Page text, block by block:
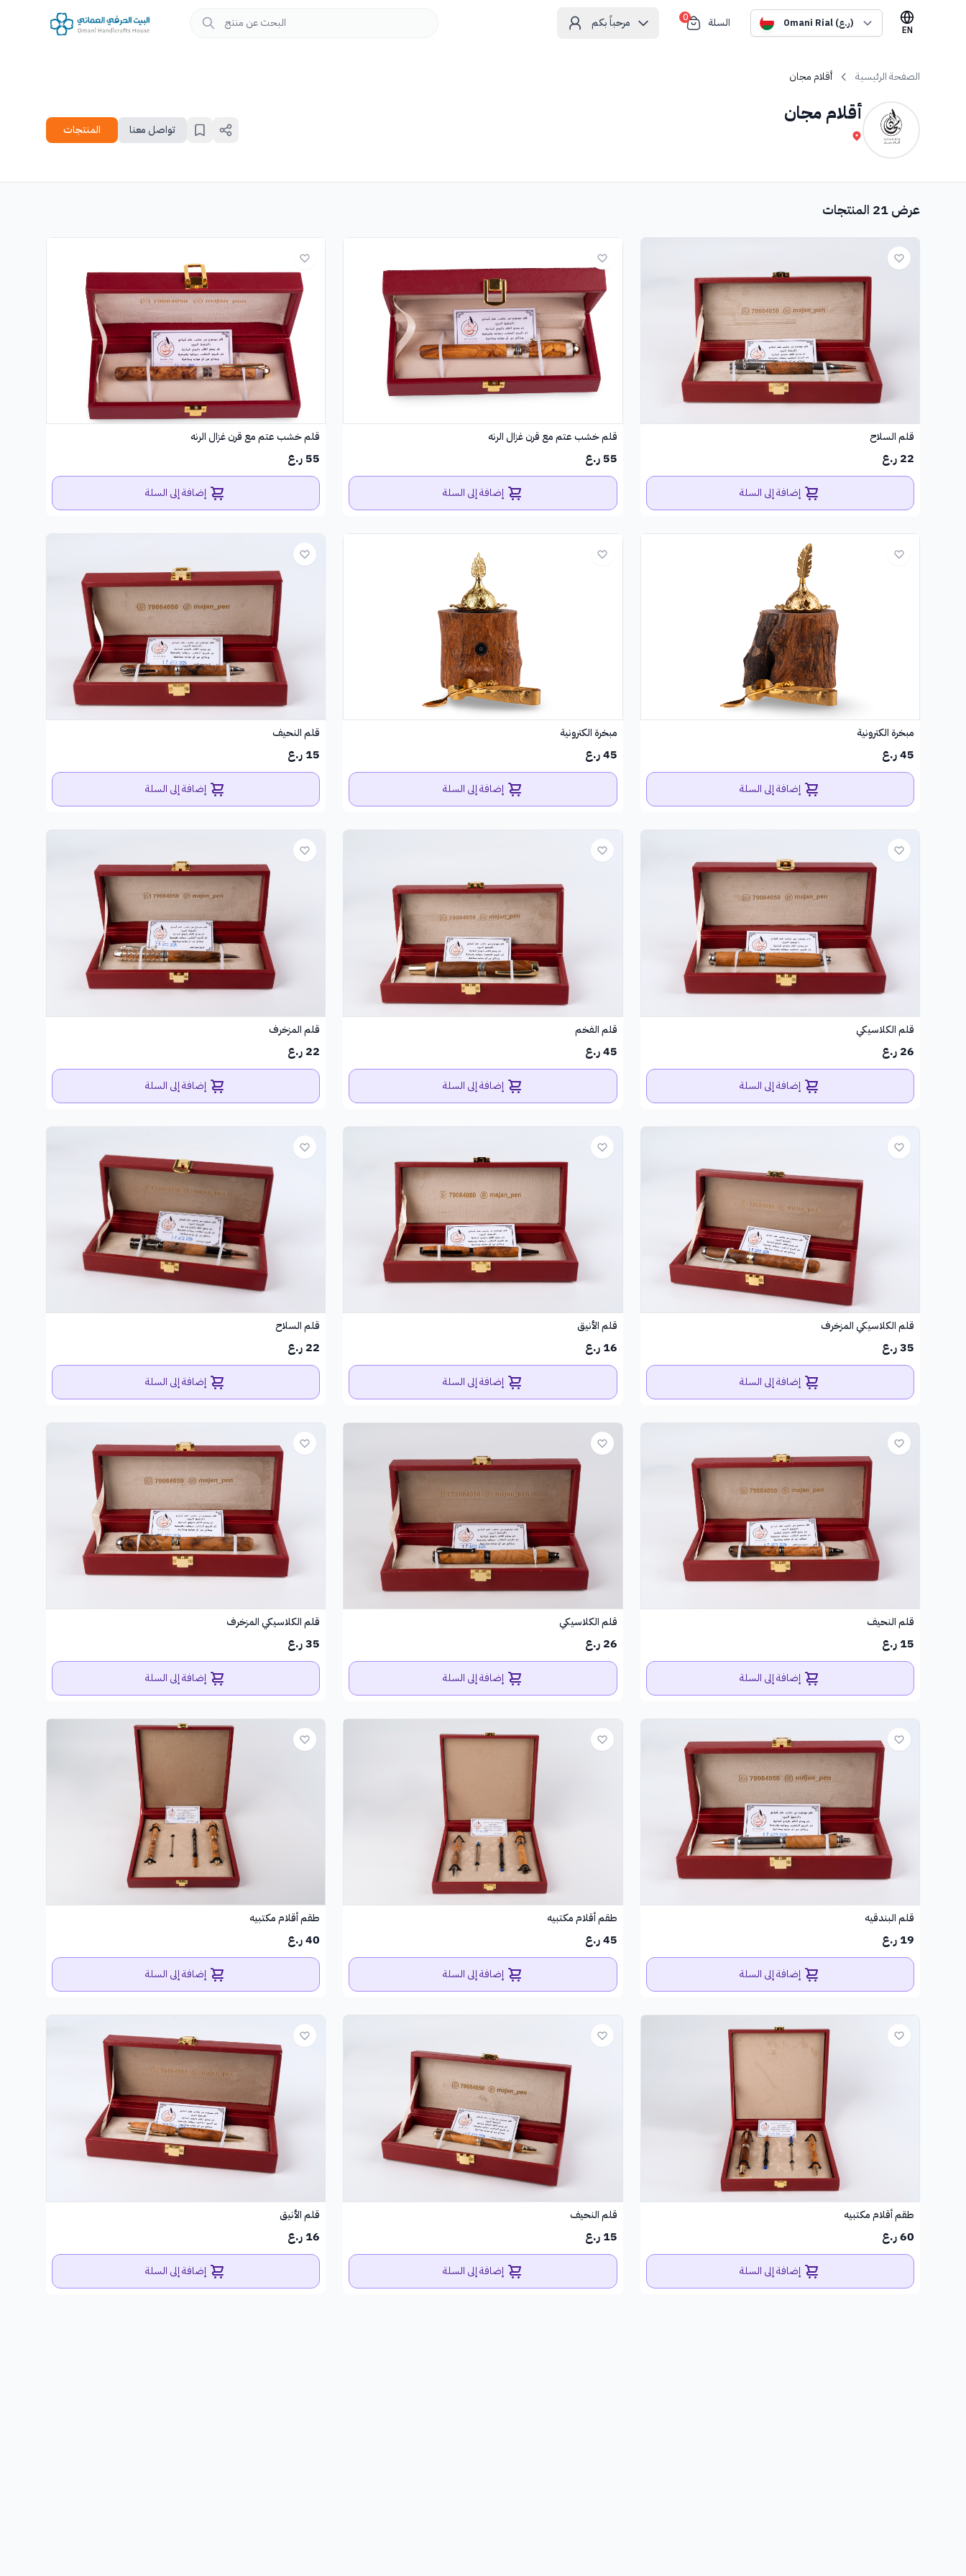
مرحباً بكم 0 السلة Omani Rial (ر.ع)
EN
الصفحة الرئيسية أقلام مجان
أقلام مجان
تواصل معنا المنتجات
عرض 21 المنتجات
قلم السلاح
22 ر.ع
إضافة إلى السلة
قلم خشب عتم مع قرن غزال الرنه
55 ر.ع
إضافة إلى السلة
قلم خشب عتم مع قرن غزال الرنه
55 ر.ع
إضافة إلى السلة
مبخرة الكترونية
45 ر.ع
إضافة إلى السلة
مبخرة الكترونية
45 ر.ع
إضافة إلى السلة
قلم النحيف
15 ر.ع
إضافة إلى السلة
قلم الكلاسيكي
26 ر.ع
إضافة إلى السلة
قلم الفخم
45 ر.ع
إضافة إلى السلة
قلم المزخرف
22 ر.ع
إضافة إلى السلة
قلم الكلاسيكي المزخرف
35 ر.ع
إضافة إلى السلة
قلم الأنيق
16 ر.ع
إضافة إلى السلة
قلم السلاح
22 ر.ع
إضافة إلى السلة
قلم النحيف
15 ر.ع
إضافة إلى السلة
قلم الكلاسيكي
26 ر.ع
إضافة إلى السلة
قلم الكلاسيكي المزخرف
35 ر.ع
إضافة إلى السلة
قلم البندقيه
19 ر.ع
إضافة إلى السلة
طقم أقلام مكتبيه
45 ر.ع
إضافة إلى السلة
طقم أقلام مكتبيه
40 ر.ع
إضافة إلى السلة
طقم أقلام مكتبيه
60 ر.ع
إضافة إلى السلة
قلم النحيف
15 ر.ع
إضافة إلى السلة
قلم الأنيق
16 ر.ع
إضافة إلى السلة